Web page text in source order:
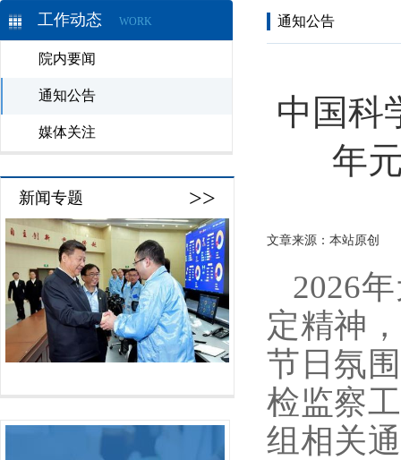
工作动态 WORK
院内要闻
通知公告
媒体关注
新闻专题 >>
通知公告
中国科
年
文章来源：本站原创
2026
定精神
节日氛
检监察
组相关